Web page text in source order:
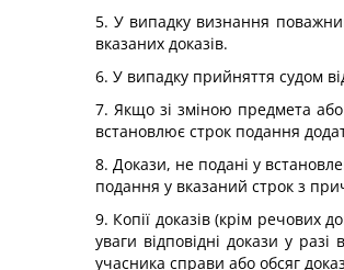
5. У випадку визнання
вказаних доказів.
6. У випадку прийняття судом
7. Якщо зі зміною предмета
встановлює строк подання
8. Докази, не подані у
подання у вказаний строк з
9. Копії доказів (крім речових
уваги відповідні докази у
учасника справи або обсяг